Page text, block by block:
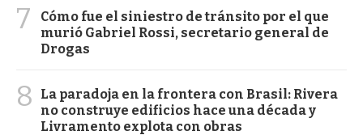
7
Cómo fue el siniestro de tránsito por el que
murió Gabriel Rossi, secretario general de
Drogas
8
La paradoja en la frontera con Brasil: Rivera
no construye edificios hace una década y
Livramento explota con obras